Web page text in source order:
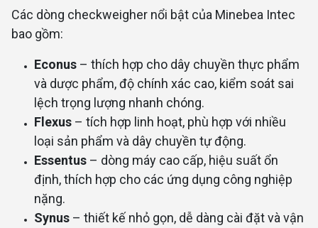
Các dòng checkweigher nổi bật của Minebea Intec
bao gồm:
Econus – thích hợp cho dây chuyền thực phẩm
và dược phẩm, độ chính xác cao, kiểm soát sai
lệch trọng lượng nhanh chóng.
Flexus – tích hợp linh hoạt, phù hợp với nhiều
loại sản phẩm và dây chuyền tự động.
Essentus – dòng máy cao cấp, hiệu suất ổn
định, thích hợp cho các ứng dụng công nghiệp
nặng.
Synus – thiết kế nhỏ gọn, dễ dàng cài đặt và vận